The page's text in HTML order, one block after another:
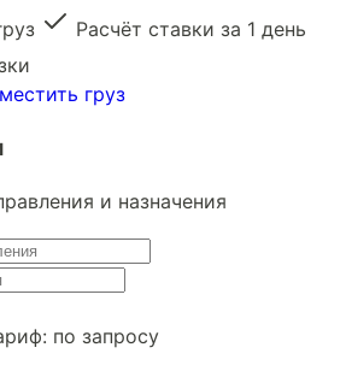
Расчёт ставки за 1 день
груз
и назначения
по запросу